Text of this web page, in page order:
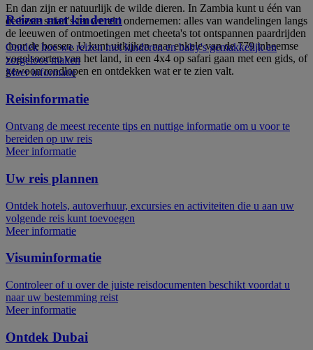
En dan zijn er natuurlijk de wilde dieren. In Zambia kunt u één van
de beste safari's ter wereld ondernemen: alles van wandelingen langs
de leeuwen of ontmoetingen met cheeta's tot ontspannen paardrijden
door de bossen. U kunt uitkijken naar enkele van de 779 inheemse
vogelsoorten van het land, in een 4x4 op safari gaan met een gids, of
gewoon rondlopen en ontdekken wat er te zien valt.
Reizen met kinderen
Ontdek hoe we reizen met kinderen en baby's gemakkelijk en
zorgeloos maken
Meer informatie
Reisinformatie
Ontvang de meest recente tips en nuttige informatie om u voor te
bereiden op uw reis
Meer informatie
Uw reis plannen
Ontdek hotels, autoverhuur, excursies en activiteiten die u aan uw
volgende reis kunt toevoegen
Meer informatie
Visuminformatie
Controleer of u over de juiste reisdocumenten beschikt voordat u
naar uw bestemming reist
Meer informatie
Ontdek Dubai